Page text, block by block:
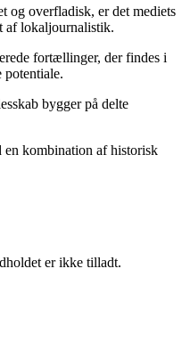
og overfladisk, er det mediets
af lokaljournalistik.
fortællinger, der findes i
bygger på delte
en kombination af historisk
er ikke tilladt.